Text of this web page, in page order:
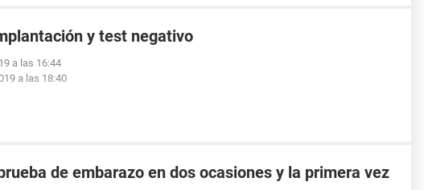
y test negativo
a las 16:44
a las 18:40
de embarazo en dos ocasiones y la primera vez